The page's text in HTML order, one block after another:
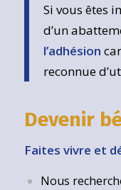
Si vous êtes
d’un
l’adhésion
reconnue
Devenir
Faites vivre et
Nous